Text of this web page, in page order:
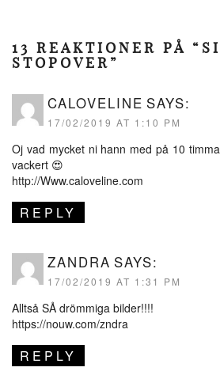
13 REAKTIONER PÅ
STOPOVER”
CALOVELINE SAYS:
17/02/2019 AT 1:10 PM
Oj vad mycket ni hann med på 10
vackert 😍
http://Www.caloveline.com
REPLY
ZANDRA SAYS:
17/02/2019 AT 1:31 PM
Alltså SÅ drömmiga bilder!!!!
https://nouw.com/zndra
REPLY